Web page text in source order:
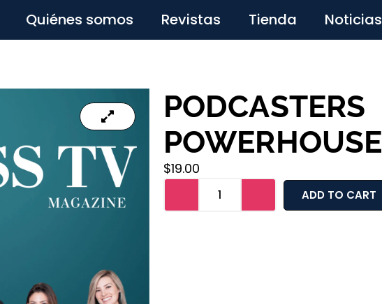
Quiénes somos Revistas Tienda Noticias
PODCASTERS
POWERHOUSE
$19.00
ADD TO CART